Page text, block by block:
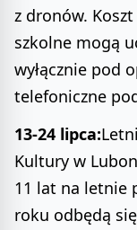
z dronów. Koszt
szkolne mogą
wyłącznie pod
telefoniczne
13-24 lipca:
Kultury w
11 lat na letnie
roku odbędą